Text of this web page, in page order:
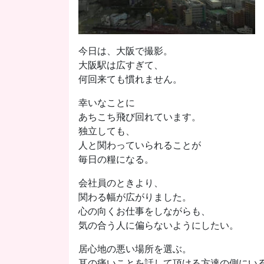
今日は、大阪で撮影。
大阪駅は広すぎて、
何回来ても慣れません。
幸いなことに
あちこち飛び回れています。
独立しても、
人と関わっていられることが
毎日の糧になる。
会社員のときより、
関わる幅が広がりました。
心の向くお仕事をしながらも、
気の合う人に偏らないようにしたい。
居心地の悪い場所を選ぶ。